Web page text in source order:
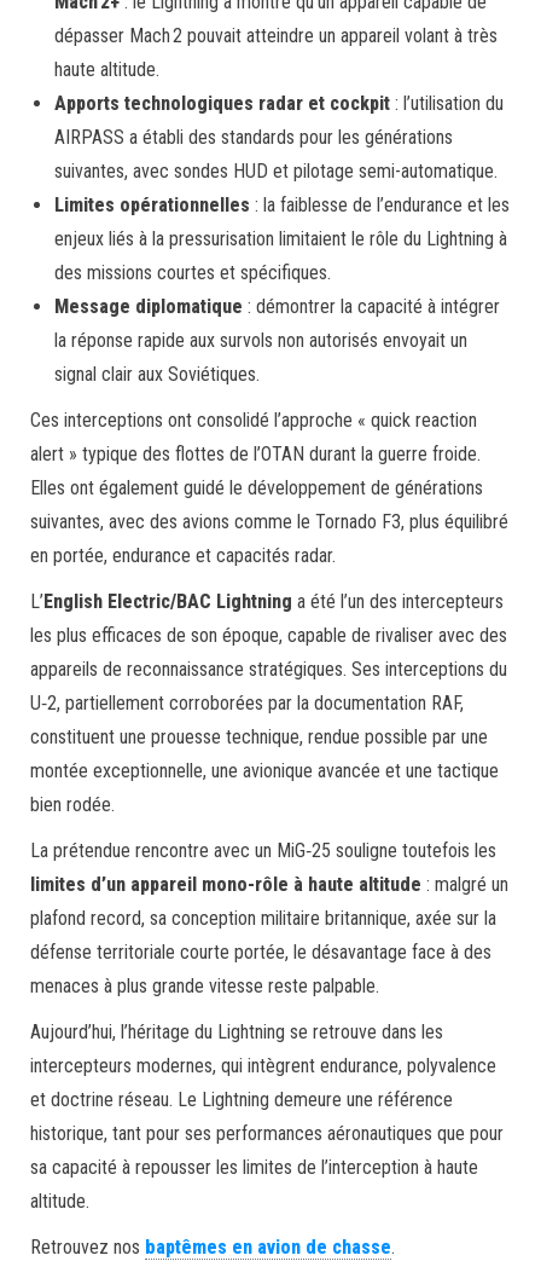
dépasser Mach 2 pouvait atteindre un appareil volant à très
haute altitude.
Apports technologiques radar et cockpit : l’utilisation du
AIRPASS a établi des standards pour les générations
suivantes, avec sondes HUD et pilotage semi-automatique.
Limites opérationnelles : la faiblesse de l’endurance et les
enjeux liés à la pressurisation limitaient le rôle du Lightning à
des missions courtes et spécifiques.
Message diplomatique : démontrer la capacité à intégrer
la réponse rapide aux survols non autorisés envoyait un
signal clair aux Soviétiques.
Ces interceptions ont consolidé l’approche « quick reaction
alert » typique des flottes de l’OTAN durant la guerre froide.
Elles ont également guidé le développement de générations
suivantes, avec des avions comme le Tornado F3, plus équilibré
en portée, endurance et capacités radar.
L’ English Electric/BAC Lightning a été l’un des intercepteurs
les plus efficaces de son époque, capable de rivaliser avec des
appareils de reconnaissance stratégiques. Ses interceptions du
U‑2, partiellement corroborées par la documentation RAF,
constituent une prouesse technique, rendue possible par une
montée exceptionnelle, une avionique avancée et une tactique
bien rodée.
La prétendue rencontre avec un MiG‑25 souligne toutefois les
limites d’un appareil mono-rôle à haute altitude : malgré un
plafond record, sa conception militaire britannique, axée sur la
défense territoriale courte portée, le désavantage face à des
menaces à plus grande vitesse reste palpable.
Aujourd’hui, l’héritage du Lightning se retrouve dans les
intercepteurs modernes, qui intègrent endurance, polyvalence
et doctrine réseau. Le Lightning demeure une référence
historique, tant pour ses performances aéronautiques que pour
sa capacité à repousser les limites de l’interception à haute
altitude.
Retrouvez nos baptêmes en avion de chasse.